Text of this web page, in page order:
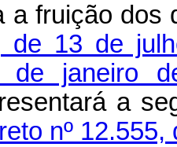
a fruição dos
de 13 de
de janeiro
a
nº 12.555,